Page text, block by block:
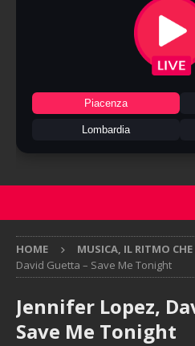
Piacenza
Lombardia
HOME MUSICA, IL RITMO CHE
David Guetta – Save Me Tonight
Jennifer Lopez,
Save Me Tonight